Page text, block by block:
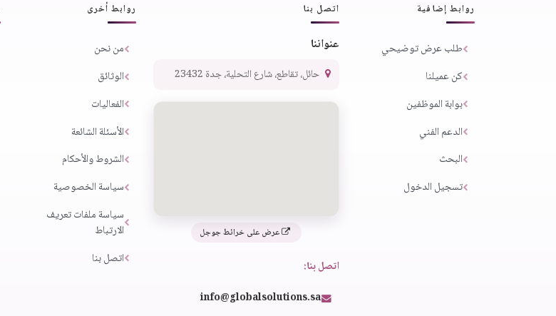
روابط أخرى
من نحن
الوثائق
الفعاليات
الأسئلة الشائعة
الشروط والأحكام
سياسة الخصوصية
سياسة ملفات تعريف
الارتباط
اتصل بنا
اتصل بنا
عنواننا
حائل، تقاطع، شارع التحلية، جدة 23432
عرض على خرائط جوجل
اتصل بنا:
info@globalsolutions.sa
روابط إضافية
طلب عرض توضيحي
كن عميلنا
بوابة الموظفين
الدعم الفني
البحث
تسجيل الدخول